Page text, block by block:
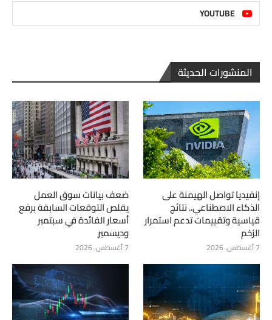
YOUTUBE
المنشورات الحديثة
إنفيديا تواصل الهيمنة على
الذكاء الاصطناعي.. نتائج
قياسية وتقييمات تدعم استمرار
الزخم
7 أغسطس، 2026
ضعف بيانات سوق العمل
يقلص التوقعات السابقة برفع
أسعار الفائدة في سبتمبر
وديسمبر
7 أغسطس، 2026